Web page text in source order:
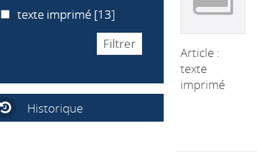
Article :
texte
imprimé
texte imprimé
texte imprimé [13]
Historique